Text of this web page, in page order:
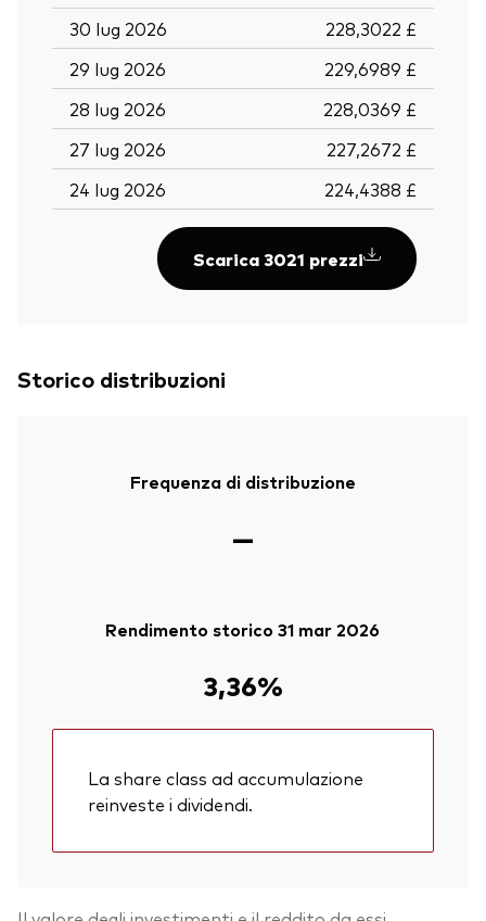
30 lug 2026
228,3022 £
29 lug 2026
229,6989 £
28 lug 2026
228,0369 £
27 lug 2026
227,2672 £
24 lug 2026
224,4388 £
Scarica 3021 prezzi
Storico distribuzioni
Frequenza di distribuzione
—
Rendimento storico 31 mar 2026
3,36%
La share class ad accumulazione
reinveste i dividendi.